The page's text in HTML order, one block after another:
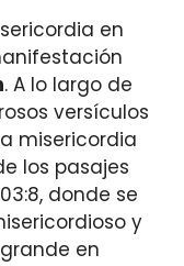
en
. A lo largo de
versículos
misericordia
los pasajes
donde se
y
en